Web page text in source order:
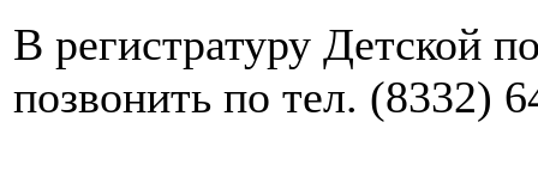
В регистратуру Детской
позвонить по тел. (8332)